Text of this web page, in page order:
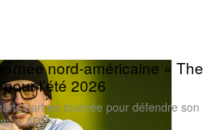
nord-américaine « The
pour l’été 2026
part en tournée pour défendre son
« ADL ».